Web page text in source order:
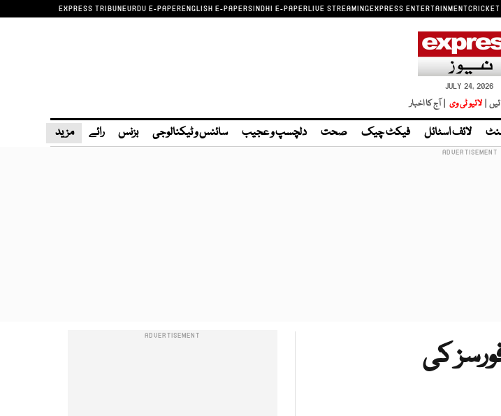
EXPRESS TRIBUNEURDU E-PAPERENGLISH E-PAPERSINDHI E-PAPERLIVE STREAMINGEXPRESS ENTERTAINMENT
JULY 24, 2026
| لائیو ٹی وی | آج کا اخبار
لائف اسٹائل فیکٹ چیک صحت دلچسپ و عجیب سائنس و ٹیکنالوجی بزنس رائے مزید
کی